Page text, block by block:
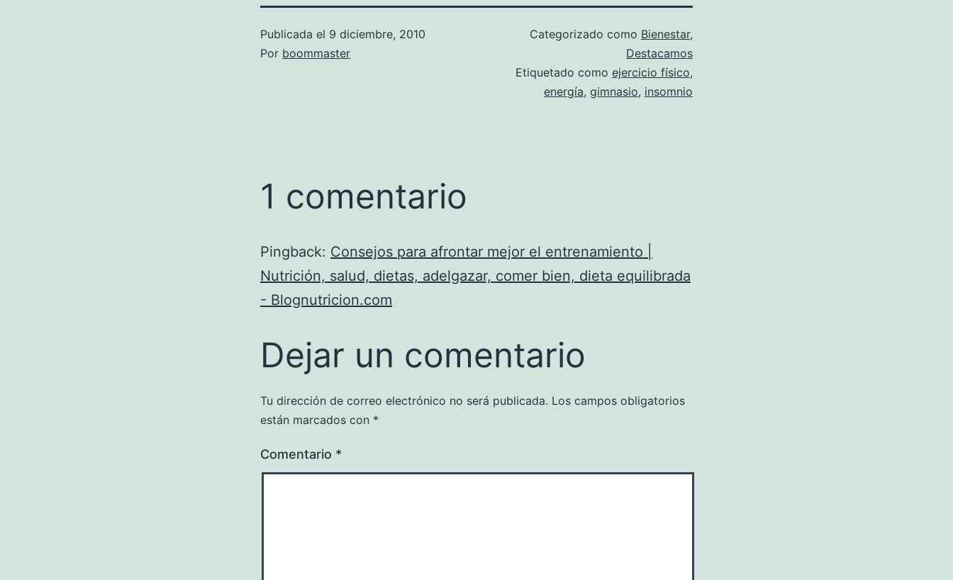
Publicada el 9 diciembre, 2010
Por boommaster
Categorizado como Bienestar,
Destacamos
Etiquetado como ejercicio físico,
energía, gimnasio, insomnio
1 comentario
Pingback: Consejos para afrontar mejor el entrenamiento |
Nutrición, salud, dietas, adelgazar, comer bien, dieta equilibrada
- Blognutricion.com
Dejar un comentario
Tu dirección de correo electrónico no será publicada. Los campos obligatorios
están marcados con *
Comentario *